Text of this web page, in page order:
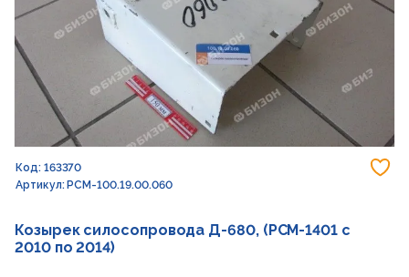
Код: 163370
Артикул: РСМ-100.19.00.060
Козырек силосопровода Д-680, (РСМ-1401 с
2010 по 2014)